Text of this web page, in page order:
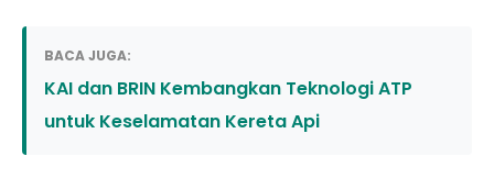
BACA JUGA:
KAI dan BRIN Kembangkan Teknologi ATP
untuk Keselamatan Kereta Api